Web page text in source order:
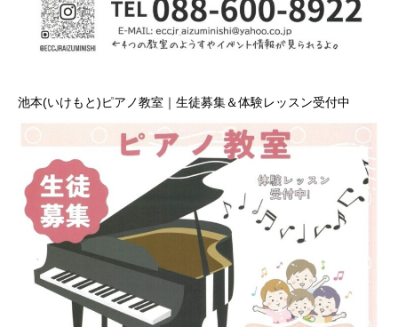
池本(いけもと)ピアノ教室｜生徒募集＆体験レッスン受付中